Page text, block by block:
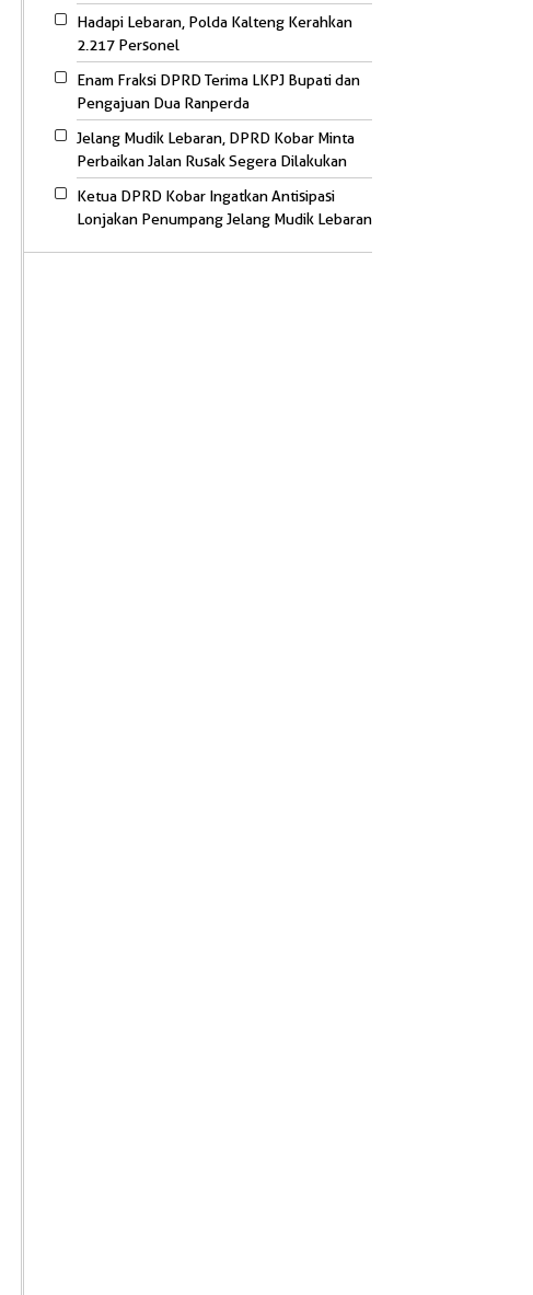
Hadapi Lebaran, Polda Kalteng Kerahkan
2.217 Personel
Enam Fraksi DPRD Terima LKPJ Bupati dan
Pengajuan Dua Ranperda
Jelang Mudik Lebaran, DPRD Kobar Minta
Perbaikan Jalan Rusak Segera Dilakukan
Ketua DPRD Kobar Ingatkan Antisipasi
Lonjakan Penumpang Jelang Mudik Lebaran